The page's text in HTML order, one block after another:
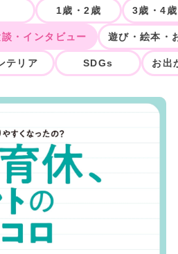
1歳・2歳 3歳・4
・インタビュー 遊び・絵本・
テリア SDGs お出